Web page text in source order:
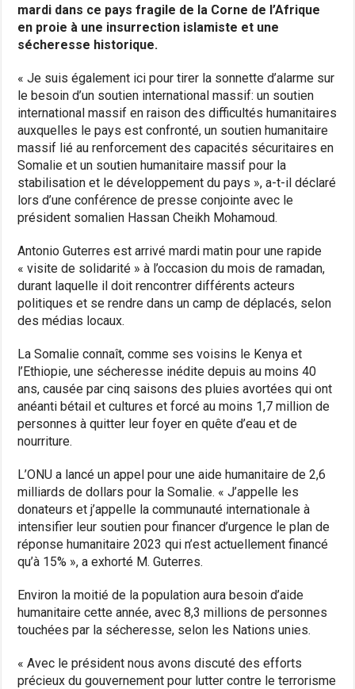
mardi dans ce pays fragile de la Corne de l’Afrique
en proie à une insurrection islamiste et une
sécheresse historique.
« Je suis également ici pour tirer la sonnette d’alarme sur
le besoin d’un soutien international massif: un soutien
international massif en raison des difficultés humanitaires
auxquelles le pays est confronté, un soutien humanitaire
massif lié au renforcement des capacités sécuritaires en
Somalie et un soutien humanitaire massif pour la
stabilisation et le développement du pays », a-t-il déclaré
lors d’une conférence de presse conjointe avec le
président somalien Hassan Cheikh Mohamoud.
Antonio Guterres est arrivé mardi matin pour une rapide
« visite de solidarité » à l’occasion du mois de ramadan,
durant laquelle il doit rencontrer différents acteurs
politiques et se rendre dans un camp de déplacés, selon
des médias locaux.
La Somalie connaît, comme ses voisins le Kenya et
l’Ethiopie, une sécheresse inédite depuis au moins 40
ans, causée par cinq saisons des pluies avortées qui ont
anéanti bétail et cultures et forcé au moins 1,7 million de
personnes à quitter leur foyer en quête d’eau et de
nourriture.
L’ONU a lancé un appel pour une aide humanitaire de 2,6
milliards de dollars pour la Somalie. « J’appelle les
donateurs et j’appelle la communauté internationale à
intensifier leur soutien pour financer d’urgence le plan de
réponse humanitaire 2023 qui n’est actuellement financé
qu’à 15% », a exhorté M. Guterres.
Environ la moitié de la population aura besoin d’aide
humanitaire cette année, avec 8,3 millions de personnes
touchées par la sécheresse, selon les Nations unies.
« Avec le président nous avons discuté des efforts
précieux du gouvernement pour lutter contre le terrorisme